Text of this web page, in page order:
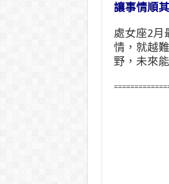
讓事情順
處女座2月
情，就越
野，未來